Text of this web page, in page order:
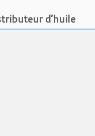
d’huile